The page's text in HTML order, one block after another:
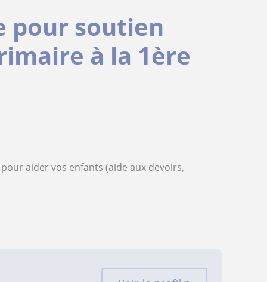
pour soutien
à la 1ère
aider vos enfants (aide aux devoirs,